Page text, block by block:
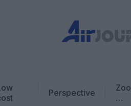
Perspective
…